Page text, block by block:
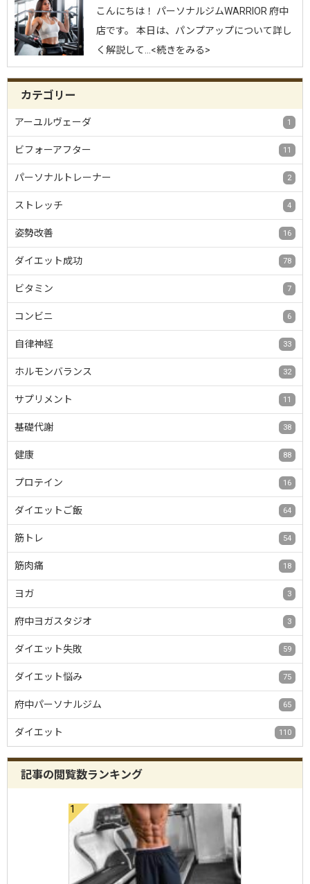
こんにちは！ パーソナルジムWARRIOR 府中
店です。 本日は、パンプアップについて詳し
く解説して…<続きをみる>
カテゴリー
アーユルヴェーダ 1
ビフォーアフター 11
パーソナルトレーナー 2
ストレッチ 4
姿勢改善 16
ダイエット成功 78
ビタミン 7
コンビニ 6
自律神経 33
ホルモンバランス 32
サプリメント 11
基礎代謝 38
健康 88
プロテイン 16
ダイエットご飯 64
筋トレ 54
筋肉痛 18
ヨガ 3
府中ヨガスタジオ 3
ダイエット失敗 59
ダイエット悩み 75
府中パーソナルジム 65
ダイエット 110
記事の閲覧数ランキング